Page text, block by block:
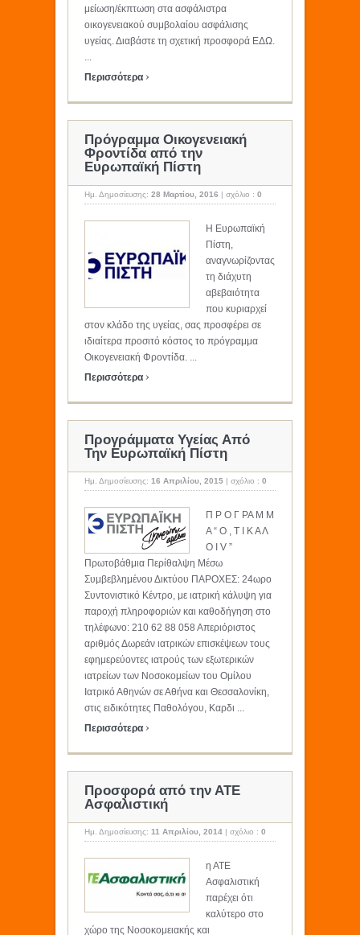
μείωση/έκπτωση στα ασφάλιστρα
οικογενειακού συμβολαίου ασφάλισης
υγείας. Διαβάστε τη σχετική προσφορά ΕΔΩ.
...
Περισσότερα ›
Πρόγραμμα Οικογενειακή
Φροντίδα από την
Ευρωπαϊκή Πίστη
Ημ. Δημοσίευσης: 28 Μαρτίου, 2016 | σχόλιο : 0
Η Ευρωπαϊκή
Πίστη,
αναγνωρίζοντας
τη διάχυτη
αβεβαιότητα
που κυριαρχεί
στον κλάδο της υγείας, σας προσφέρει σε
ιδιαίτερα προσιτό κόστος το πρόγραμμα
Οικογενειακή Φροντίδα. ...
Περισσότερα ›
Προγράμματα Υγείας Από
Την Ευρωπαϊκή Πίστη
Ημ. Δημοσίευσης: 16 Απριλίου, 2015 | σχόλιο : 0
Π Ρ Ο Γ ΡΑ Μ Μ
Α “ Ο , Τ Ι Κ Α Λ
Ο I V ”
Πρωτοβάθμια Περίθαλψη Μέσω
Συμβεβλημένου Δικτύου ΠΑΡΟΧΕΣ: 24ωρο
Συντονιστικό Κέντρο, με ιατρική κάλυψη για
παροχή πληροφοριών και καθοδήγηση στο
τηλέφωνο: 210 62 88 058 Απεριόριστος
αριθμός Δωρεάν ιατρικών επισκέψεων τους
εφημερεύοντες ιατρούς των εξωτερικών
ιατρείων των Νοσοκομείων του Ομίλου
Ιατρικό Αθηνών σε Αθήνα και Θεσσαλονίκη,
στις ειδικότητες Παθολόγου, Καρδι ...
Περισσότερα ›
Προσφορά από την ΑΤΕ
Ασφαλιστική
Ημ. Δημοσίευσης: 11 Απριλίου, 2014 | σχόλιο : 0
η ΑΤΕ
Ασφαλιστική
παρέχει ότι
καλύτερο στο
χώρο της Νοσοκομειακής και